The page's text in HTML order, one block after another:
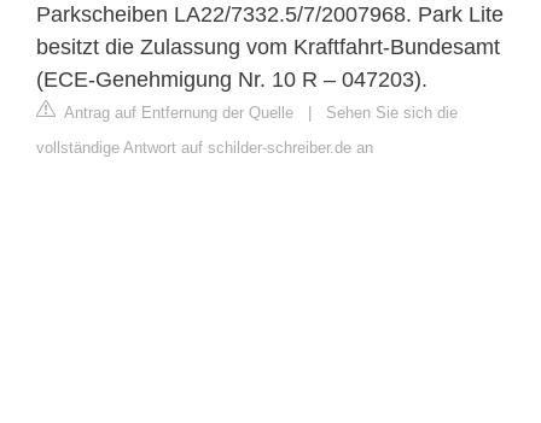
Parkscheiben LA22/7332.5/7/2007968. Park Lite
besitzt die Zulassung vom Kraftfahrt-Bundesamt
(ECE-Genehmigung Nr. 10 R – 047203).
Antrag auf Entfernung der Quelle | Sehen Sie sich die
vollständige Antwort auf schilder-schreiber.de an